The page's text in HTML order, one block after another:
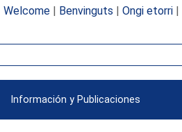
Welcome| Benvinguts | Ongi etorri|
Información y Publicaciones